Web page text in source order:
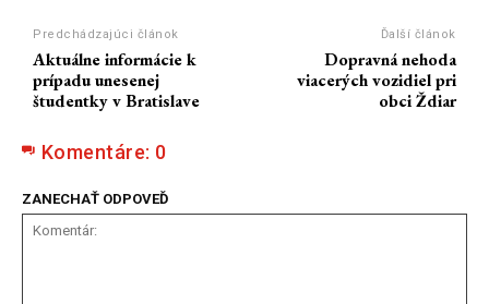
Predchádzajúci článok
Aktuálne informácie k
prípadu unesenej
študentky v Bratislave
Ďalší článok
Dopravná nehoda
viacerých vozidiel pri
obci Ždiar
Komentáre: 0
ZANECHAŤ ODPOVEĎ